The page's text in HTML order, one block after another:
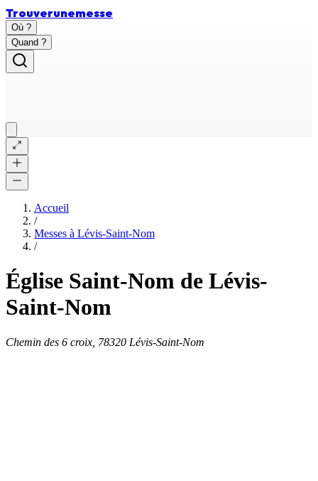
Trouverunemesse
Où ?
Quand ?
Accueil
/
Messes à Lévis-Saint-Nom
/
Église Saint-Nom de Lévis-
Saint-Nom
Chemin des 6 croix, 78320 Lévis-Saint-Nom